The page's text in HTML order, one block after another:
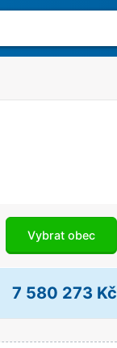
Vybrat obec
7 580 273 Kč